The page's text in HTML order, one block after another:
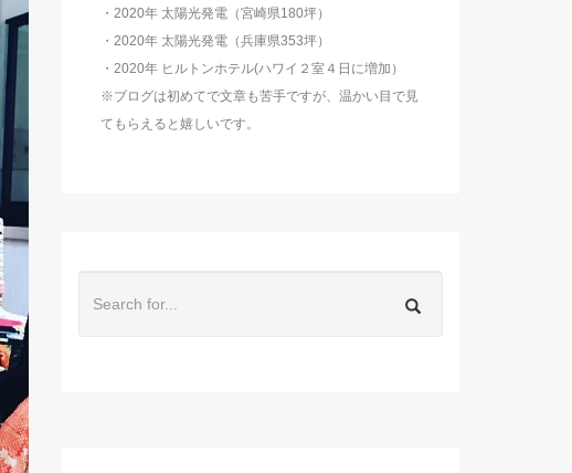
・2020年 太陽光発電（宮崎県180坪）
・2020年 太陽光発電（兵庫県353坪）
・2020年 ヒルトンホテル(ハワイ２室４日に増加）
※ブログは初めてで文章も苦手ですが、温かい目で見
てもらえると嬉しいです。